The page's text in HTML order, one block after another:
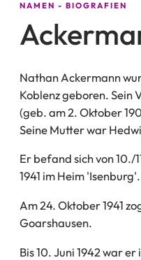
NAMEN - BIOGRAFIEN
Nathan Ackermann
Koblenz geboren.
(geb. am 2. Oktober
Seine Mutter war
Er befand sich von 10./
1941 im Heim 'Isenburg'.
Am 24. Oktober 1941
Goarshausen.
Bis 10. Juni 1942 war